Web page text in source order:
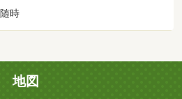
随時
地図